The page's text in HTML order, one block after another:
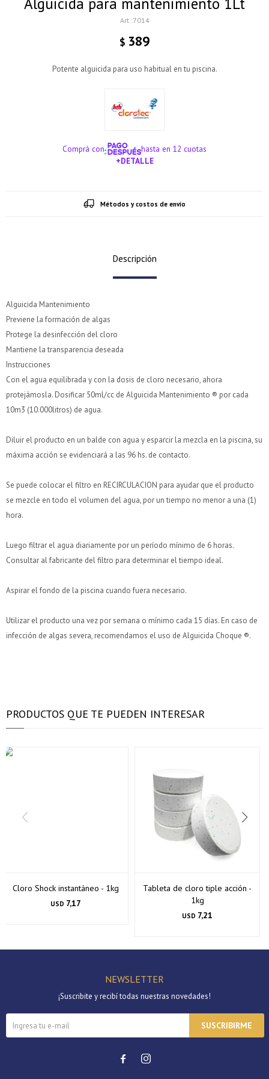
7014
$ 389
Potente alguicida para uso habitual en tu piscina.
Comprá con
hasta en 12 cuotas
+DETALLE
Métodos y costos de envío
Descripción
Alguicida Mantenimiento
Previene la formación de algas
Protege la desinfección del cloro
Mantiene la transparencia deseada
Instrucciones
Con el agua equilibrada y con la dosis de cloro necesario, ahora
protejámosla. Dosificar 50ml/cc de Alguicida Mantenimiento ® por cada
10m3 (10.000litros) de agua.
Diluir el producto en un balde con agua y esparcir la mezcla en la piscina, su
máxima acción se evidenciará a las 96 hs. de contacto.
Se puede colocar el filtro en RECIRCULACION para ayudar que el producto
se mezcle en todo el volumen del agua, por un tiempo no menor a una (1)
hora.
Luego filtrar el agua diariamente por un período mínimo de 6 horas.
Consultar al fabricante del filtro para determinar el tiempo ideal.
Aspirar el fondo de la piscina cuando fuera necesario.
Utilizar el producto una vez por semana o mínimo cada 15 días. En caso de
infección de algas severa, recomendamos el uso de Alguicida Choque ®.
PRODUCTOS QUE TE PUEDEN INTERESAR
Cloro Shock instantáneo - 1kg
USD 7,17
Tableta de cloro tiple acción -
1kg
USD 7,21
Comprá ahora y Pagá
tarjeta de crédito
¡Sumate a la forma más ágil de comprar!
Comprá en 3 cuotas sin recargo o hasta en 12
* sujeto aprobación crediticia.
Verifica si estás calificado para comprar con Pago
Después:
Celular
Fecha de nacimiento
Día Mes Año
¡Tenés hasta
para comprar en las cuotas que
prefieras!
Elegís Pago Después como metodo de pago
puede variar por comercio
Parece que no tenes oferta, lamentamos el
inconveniente, por cualquier duda contactanos
¡Algo salió mal!
Por favor intenta nuevamente mas tarde.
NEWSLETTER
¡Suscribite y recibí todas nuestras novedades!
SUSCRIBIRME
 
Comprá ahora y Pagá
tarjeta de crédito
¡Sumate a la forma más ágil de comprar!
Comprá en 3 cuotas sin recargo o hasta en 12
* sujeto aprobación crediticia.
Verifica si estás calificado para comprar con Pago
Después:
Celular
Fecha de nacimiento
Día Mes Año
¡Tenés hasta
para comprar en las cuotas que
prefieras!
Elegís Pago Después como metodo de pago
puede variar por comercio
Parece que no tenes oferta, lamentamos el
inconveniente, por cualquier duda contactanos
¡Algo salió mal!
Por favor intenta nuevamente mas tarde.